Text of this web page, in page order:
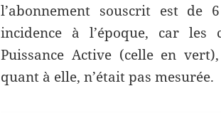
l’abonnement souscrit est de
incidence à l’époque, car les
Puissance Active (celle en
quant à elle, n’était pas mesurée.